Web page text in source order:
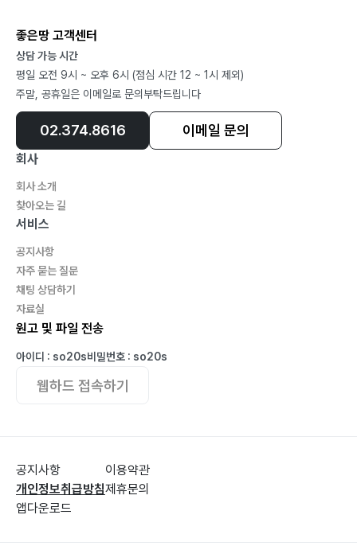
좋은땅 고객센터
상담 가능 시간
평일 오전 9시 ~ 오후 6시 (점심 시간 12 ~ 1시 제외)
주말, 공휴일은 이메일로 문의부탁드립니다
02.374.8616 이메일 문의
회사
회사 소개
찾아오는 길
서비스
공지사항
자주 묻는 질문
채팅 상담하기
자료실
원고 및 파일 전송
아이디 : so20s비밀번호 : so20s
웹하드 접속하기
공지사항
개인정보취급방침
앱다운로드
이용약관
제휴문의